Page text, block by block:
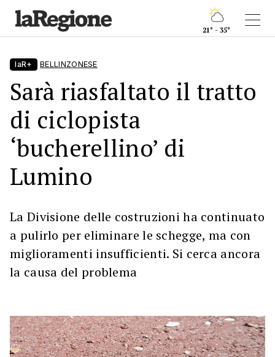
21° - 35°
laR+ BELLINZONESE
Sarà riasfaltato il tratto
di ciclopista
‘bucherellino’ di
Lumino
La Divisione delle costruzioni ha continuato
a pulirlo per eliminare le schegge, ma con
miglioramenti insufficienti. Si cerca ancora
la causa del problema